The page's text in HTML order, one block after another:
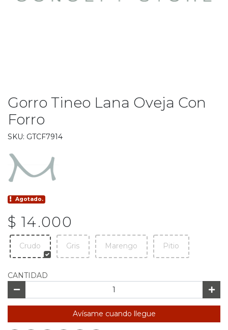
Gorro Tineo Lana Oveja Con
Forro
SKU: GTCF7914
Agotado.
$ 14.000
Crudo Gris Marengo Pitio
CANTIDAD
Avísame cuando llegue